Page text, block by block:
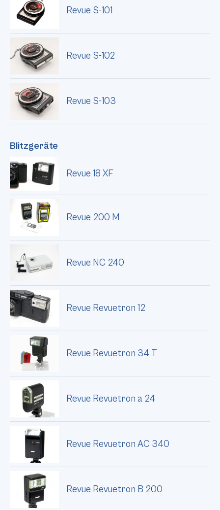
Revue S-101
Revue S-102
Revue S-103
Blitzgeräte
Revue 18 XF
Revue 200 M
Revue NC 240
Revue Revuetron 12
Revue Revuetron 34 T
Revue Revuetron a 24
Revue Revuetron AC 340
Revue Revuetron B 200